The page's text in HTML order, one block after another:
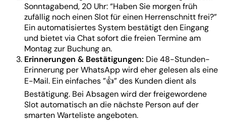
Sonntagabend, 20 Uhr: “Haben Sie morgen früh
zufällig noch einen Slot für einen Herrenschnitt frei?”
Ein automatisiertes System bestätigt den Eingang
und bietet via Chat sofort die freien Termine am
Montag zur Buchung an.
Erinnerungen & Bestätigungen: Die 48-Stunden-
Erinnerung per WhatsApp wird eher gelesen als eine
E-Mail. Ein einfaches ”👍” des Kunden dient als
Bestätigung. Bei Absagen wird der freigewordene
Slot automatisch an die nächste Person auf der
smarten Warteliste angeboten.